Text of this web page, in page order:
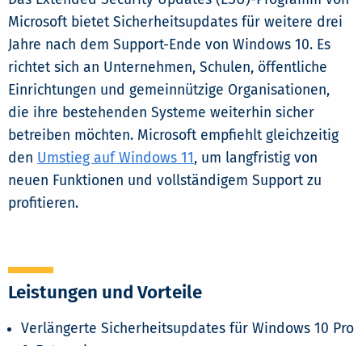
Microsoft bietet Sicherheitsupdates für weitere drei
Jahre nach dem Support-Ende von Windows 10. Es
richtet sich an Unternehmen, Schulen, öffentliche
Einrichtungen und gemeinnützige Organisationen,
die ihre bestehenden Systeme weiterhin sicher
betreiben möchten. Microsoft empfiehlt gleichzeitig
den Umstieg auf Windows 11 , um langfristig von
neuen Funktionen und vollständigem Support zu
profitieren.
Leistungen und Vorteile
Verlängerte Sicherheitsupdates für Windows 10 Pro